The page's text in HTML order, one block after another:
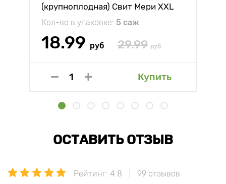
(крупноплодная) Свит Мери XXL
Кол-во в упаковке: 5 саж
18.99 руб 29.99 руб
Купить
ОСТАВИТЬ ОТЗЫВ
Рейтинг: 4.8 99 отзывов